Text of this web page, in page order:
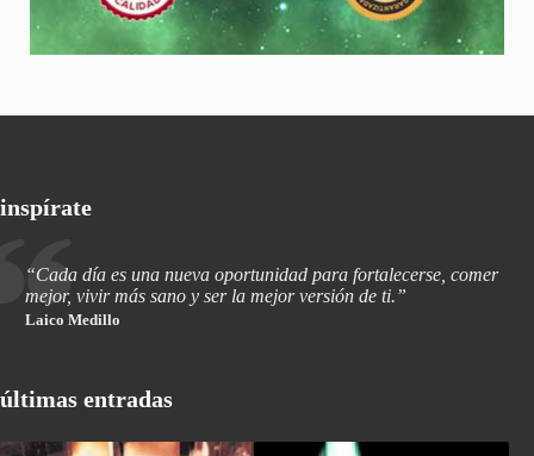
inspírate
“Cada día es una nueva oportunidad para fortalecerse, comer
mejor, vivir más sano y ser la mejor versión de ti.”
Laico Medillo
últimas entradas